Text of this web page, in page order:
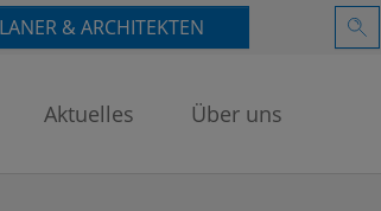
& ARCHITEKTEN
Aktuelles Über uns